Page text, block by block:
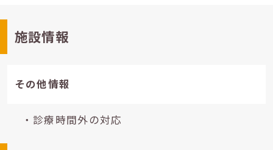
施設情報
その他情報
・診療時間外の対応